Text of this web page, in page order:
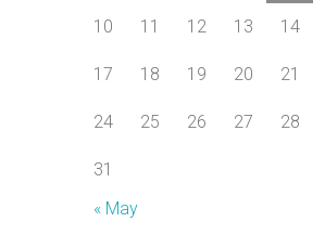
10 11 12 13 14
17 18 19 20 21
24 25 26 27 28
31
« May